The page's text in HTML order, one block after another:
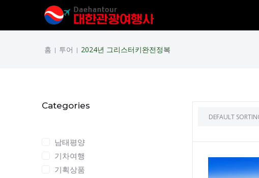
홈 | 투어 | 2024년 그리스터키완전정복
Categories
남태평양
기차여행
기획상품